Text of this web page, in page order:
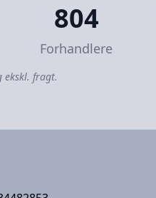
804
Forhandlere
fragt.